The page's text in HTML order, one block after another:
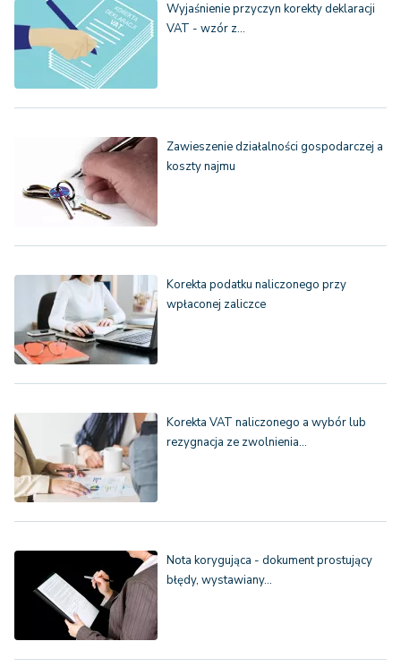
Wyjaśnienie przyczyn korekty deklaracji
VAT - wzór z…
Zawieszenie działalności gospodarczej a
koszty najmu
Korekta podatku naliczonego przy
wpłaconej zaliczce
Korekta VAT naliczonego a wybór lub
rezygnacja ze zwolnienia…
Nota korygująca - dokument prostujący
błędy, wystawiany…